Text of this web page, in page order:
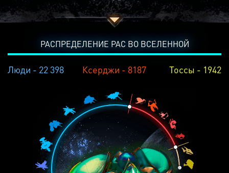
РАСПРЕДЕЛЕНИЕ РАС ВО ВСЕЛЕННОЙ
Люди - 22 398 Ксерджи - 8187 Тоссы - 1942